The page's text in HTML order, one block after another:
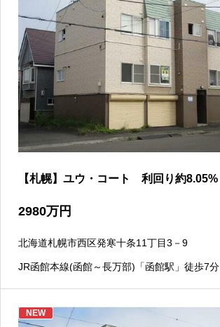
【札幌】ユウ・コート 利回り約8.05%
2980万円
北海道札幌市西区発寒十条11丁目3－9
JR函館本線(函館～長万部)「函館駅」徒歩7分
NEW